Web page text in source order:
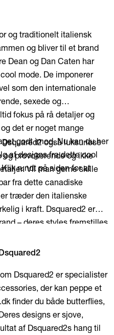
r og traditionelt italiensk
og bliver til et brand
Dean og Dan Caten har
mode. De imponerer
som den internationale
sexede og
fokus på rå detaljer og
det er noget mange
godt imod. Nu kan du her
af designs fra dette cool
rundt på siden for at
også luksuriøse
og provokerende og ikke
Vil man gerne skille
fra dette canadiske
træder den italienske
i kraft. Dsquared2 er
– deres styles fremstilles
er lidt af et verdensbrand
in Canada, living in
rigtig godt Caten-brødrene
Dsquared2 er specialister
der kan peppe et
finder du både butterflies,
designs er sjove,
af Dsquared2s hang til